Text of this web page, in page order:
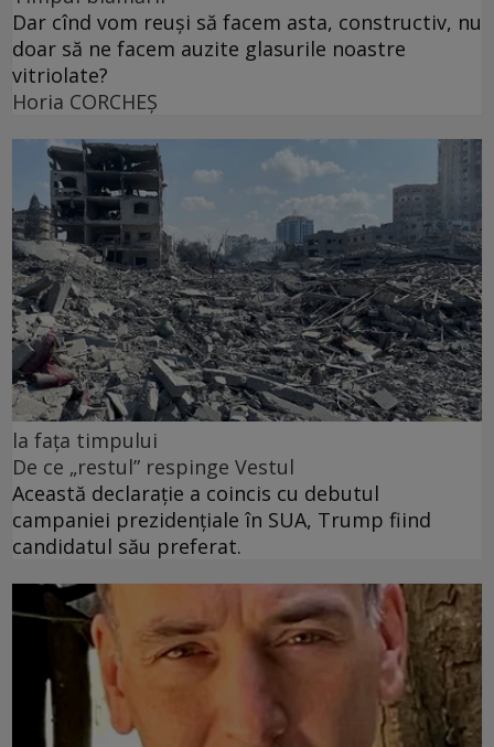
Dar cînd vom reuși să facem asta, constructiv, nu
doar să ne facem auzite glasurile noastre
vitriolate?
Horia CORCHEŞ
la fața timpului
De ce „restul” respinge Vestul
Această declarație a coincis cu debutul
campaniei prezidențiale în SUA, Trump fiind
candidatul său preferat.